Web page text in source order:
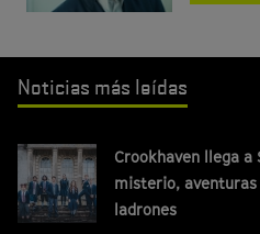
Noticias más leídas
Crookhaven llega a
misterio,
ladrones